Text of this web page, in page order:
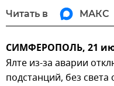
Читать в МАКС
СИМФЕРОПОЛЬ, 21
Ялте из-за аварии
подстанций, без